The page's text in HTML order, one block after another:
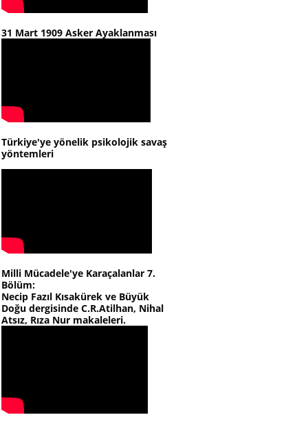
31 Mart 1909 Asker Ayaklanması
Türkiye'ye yönelik psikolojik savaş
yöntemleri
Milli Mücadele'ye Karaçalanlar 7.
Bölüm:
Necip Fazıl Kısakürek ve Büyük
Doğu dergisinde C.R.Atilhan, Nihal
Atsız, Rıza Nur makaleleri.